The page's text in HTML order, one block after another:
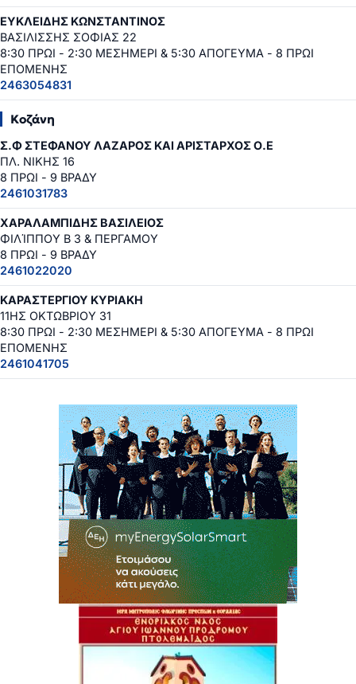
ΕΥΚΛΕΙΔΗΣ ΚΩΝΣΤΑΝΤΙΝΟΣ
ΒΑΣΙΛΙΣΣΗΣ ΣΟΦΙΑΣ 22
8:30 ΠΡΩΙ - 2:30 ΜΕΣΗΜΕΡΙ & 5:30 ΑΠΟΓΕΥΜΑ - 8 ΠΡΩΙ
ΕΠΟΜΕΝΗΣ
2463054831
Κοζάνη
Σ.Φ ΣΤΕΦΑΝΟΥ ΛΑΖΑΡΟΣ ΚΑΙ ΑΡΙΣΤΑΡΧΟΣ Ο.Ε
ΠΛ. ΝΙΚΗΣ 16
8 ΠΡΩΙ - 9 ΒΡΑΔΥ
2461031783
ΧΑΡΑΛΑΜΠΙΔΗΣ ΒΑΣΙΛΕΙΟΣ
ΦΙΛΊΠΠΟΥ Β 3 & ΠΕΡΓΑΜΟΥ
8 ΠΡΩΙ - 9 ΒΡΑΔΥ
2461022020
ΚΑΡΑΣΤΕΡΓΙΟΥ ΚΥΡΙΑΚΗ
11ΗΣ ΟΚΤΩΒΡΙΟΥ 31
8:30 ΠΡΩΙ - 2:30 ΜΕΣΗΜΕΡΙ & 5:30 ΑΠΟΓΕΥΜΑ - 8 ΠΡΩΙ
ΕΠΟΜΕΝΗΣ
2461041705